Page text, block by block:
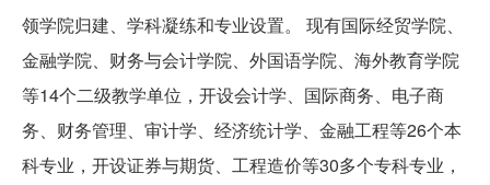
领学院归建、学科凝练和专业设置。 现有国际经贸学院、
金融学院、财务与会计学院、外国语学院、海外教育学院
等14个二级教学单位，开设会计学、国际商务、电子商
务、财务管理、审计学、经济统计学、金融工程等26个本
科专业，开设证券与期货、工程造价等30多个专科专业，